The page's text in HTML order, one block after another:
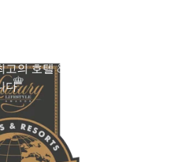
고의 호텔 & 리조트 100곳
다.